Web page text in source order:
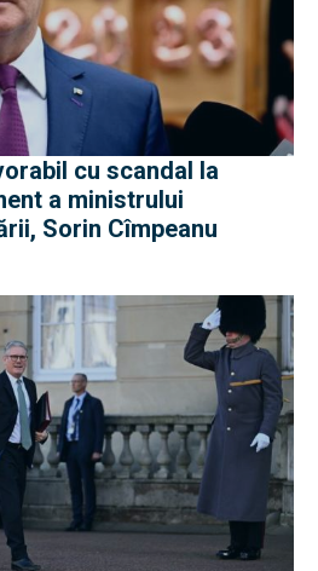
cu scandal la
a ministrului
Sorin Cîmpeanu